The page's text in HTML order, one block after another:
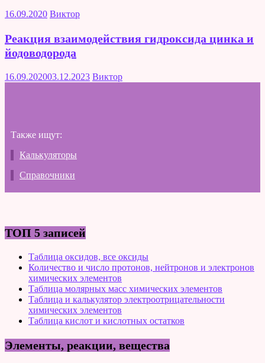
16.09.2020 Виктор
Реакция взаимодействия гидроксида цинка и
йодоводорода
16.09.202003.12.2023 Виктор
Также ищут:
Калькуляторы
Справочники
ТОП 5 записей
Таблица оксидов, все оксиды
Количество и число протонов, нейтронов и электронов
химических элементов
Таблица молярных масс химических элементов
Таблица и калькулятор электроотрицательности
химических элементов
Таблица кислот и кислотных остатков
Элементы, реакции, вещества